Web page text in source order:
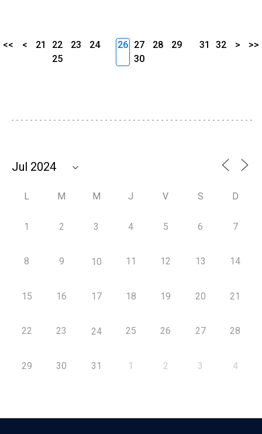
<< < 21 22 23
24
25
26 27 28
29
30
31 32 > >>
L M M J V S D
1 2 3 4 5 6 7
8 9 10 11 12 13 14
15 16 17 18 19 20 21
22 23 24 25 26 27 28
29 30 31 1 2 3 4